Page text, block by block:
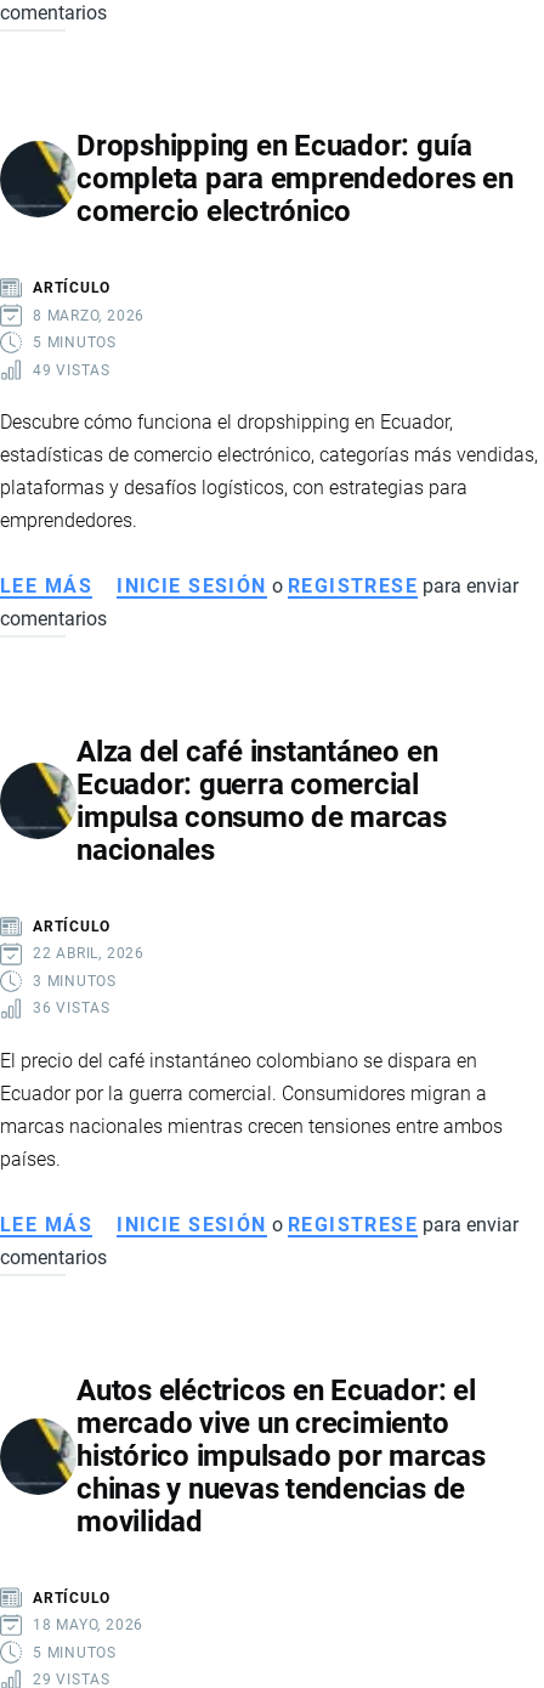
ECONOMÍA
2026:
SEÑALES
DE
ESTABILIDAD
Y
FORTALECIMIENTO
comentarios
Dropshipping en Ecuador: guía
completa para emprendedores en
comercio electrónico
ARTÍCULO
8 MARZO, 2026
5 MINUTOS
49 VISTAS
Descubre cómo funciona el dropshipping en Ecuador,
estadísticas de comercio electrónico, categorías más vendidas,
plataformas y desafíos logísticos, con estrategias para
emprendedores.
LEE MÁS SOBRE
DROPSHIPPING
COMPLETA
PARA
EMPRENDEDORES
EN
INICIE SESIÓN o REGISTRESE para enviar
comentarios
Alza del café instantáneo en
Ecuador: guerra comercial
impulsa consumo de marcas
nacionales
ARTÍCULO
22 ABRIL, 2026
3 MINUTOS
36 VISTAS
El precio del café instantáneo colombiano se dispara en
Ecuador por la guerra comercial. Consumidores migran a
marcas nacionales mientras crecen tensiones entre ambos
países.
LEE MÁS SOBRE
ALZA
EN
ECUADOR:
GUERRA
COMERCIAL
IMPULSA
MARCAS
NACIONALES
INICIE SESIÓN o REGISTRESE para enviar
comentarios
Autos eléctricos en Ecuador: el
mercado vive un crecimiento
histórico impulsado por marcas
chinas y nuevas tendencias de
movilidad
ARTÍCULO
18 MAYO, 2026
5 MINUTOS
29 VISTAS